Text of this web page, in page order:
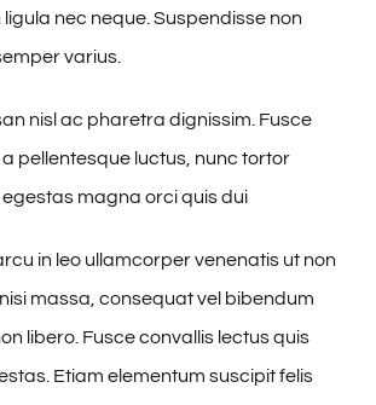
nec neque. Suspendisse non
varius.
nisl ac pharetra dignissim. Fusce
pellentesque luctus, nunc tortor
egestas magna orci quis dui
in leo ullamcorper venenatis ut non
massa, consequat vel bibendum
libero. Fusce convallis lectus quis
Etiam elementum suscipit felis